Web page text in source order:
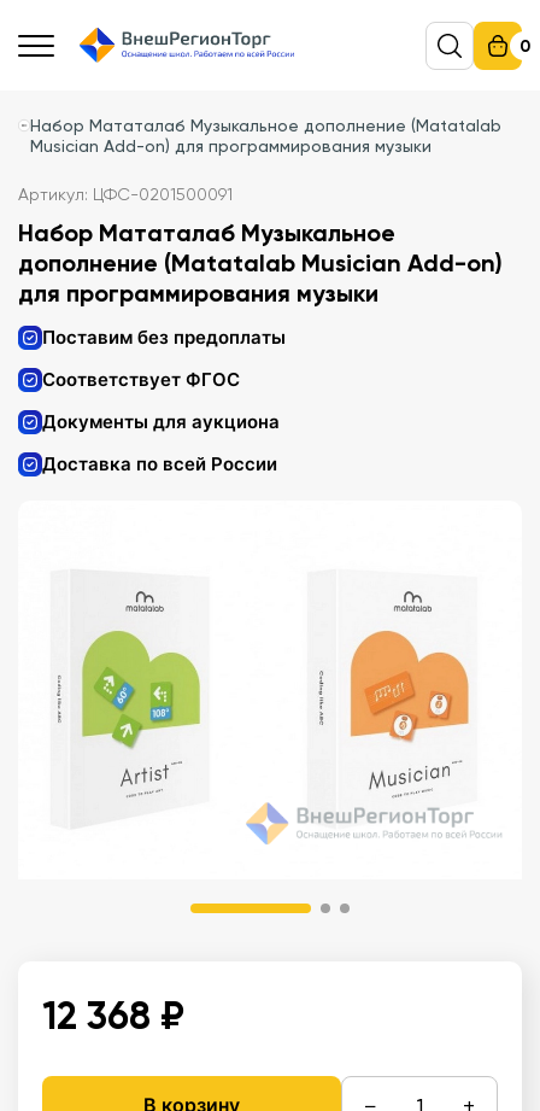
0
Набор Мататалаб Музыкальное дополнение (Matatalab
Musician Add-on) для программирования музыки
Артикул: ЦФС-0201500091
Набор Мататалаб Музыкальное
дополнение (Matatalab Musician Add-on)
для программирования музыки
Поставим без предоплаты
Соответствует ФГОС
Документы для аукциона
Доставка по всей России
12 368 ₽
В корзину